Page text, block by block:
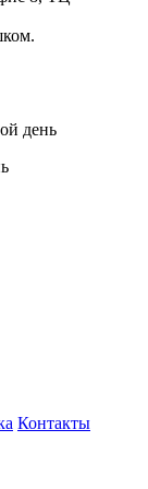
день
Контакты